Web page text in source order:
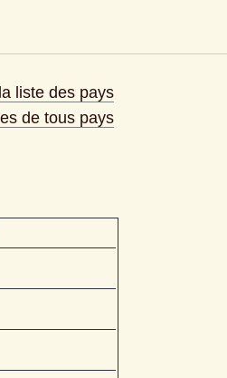
liste des pays
de tous pays